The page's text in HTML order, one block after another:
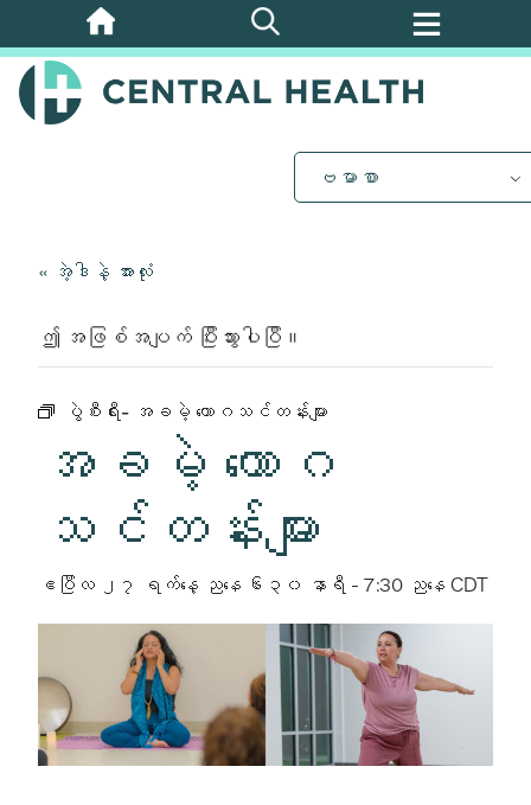
အဓိက
အကြောင်းအရာ
သို့
ဗမာစာ
« အဲ့ဒါနဲ့ အားလုံး
ဤ အဖြစ်အပျက် ပြီးသွားပါပြီ။
ပွဲစီးရီး- အခမဲ့ ယောဂသင်တန်းများ
အခမဲ့ ယောဂ
သင်တန်းများ
ဧပြီလ ၂၇ ရက်နေ့ ညနေ ၆း၃၀ နာရီ - 7:30 ညနေ CDT